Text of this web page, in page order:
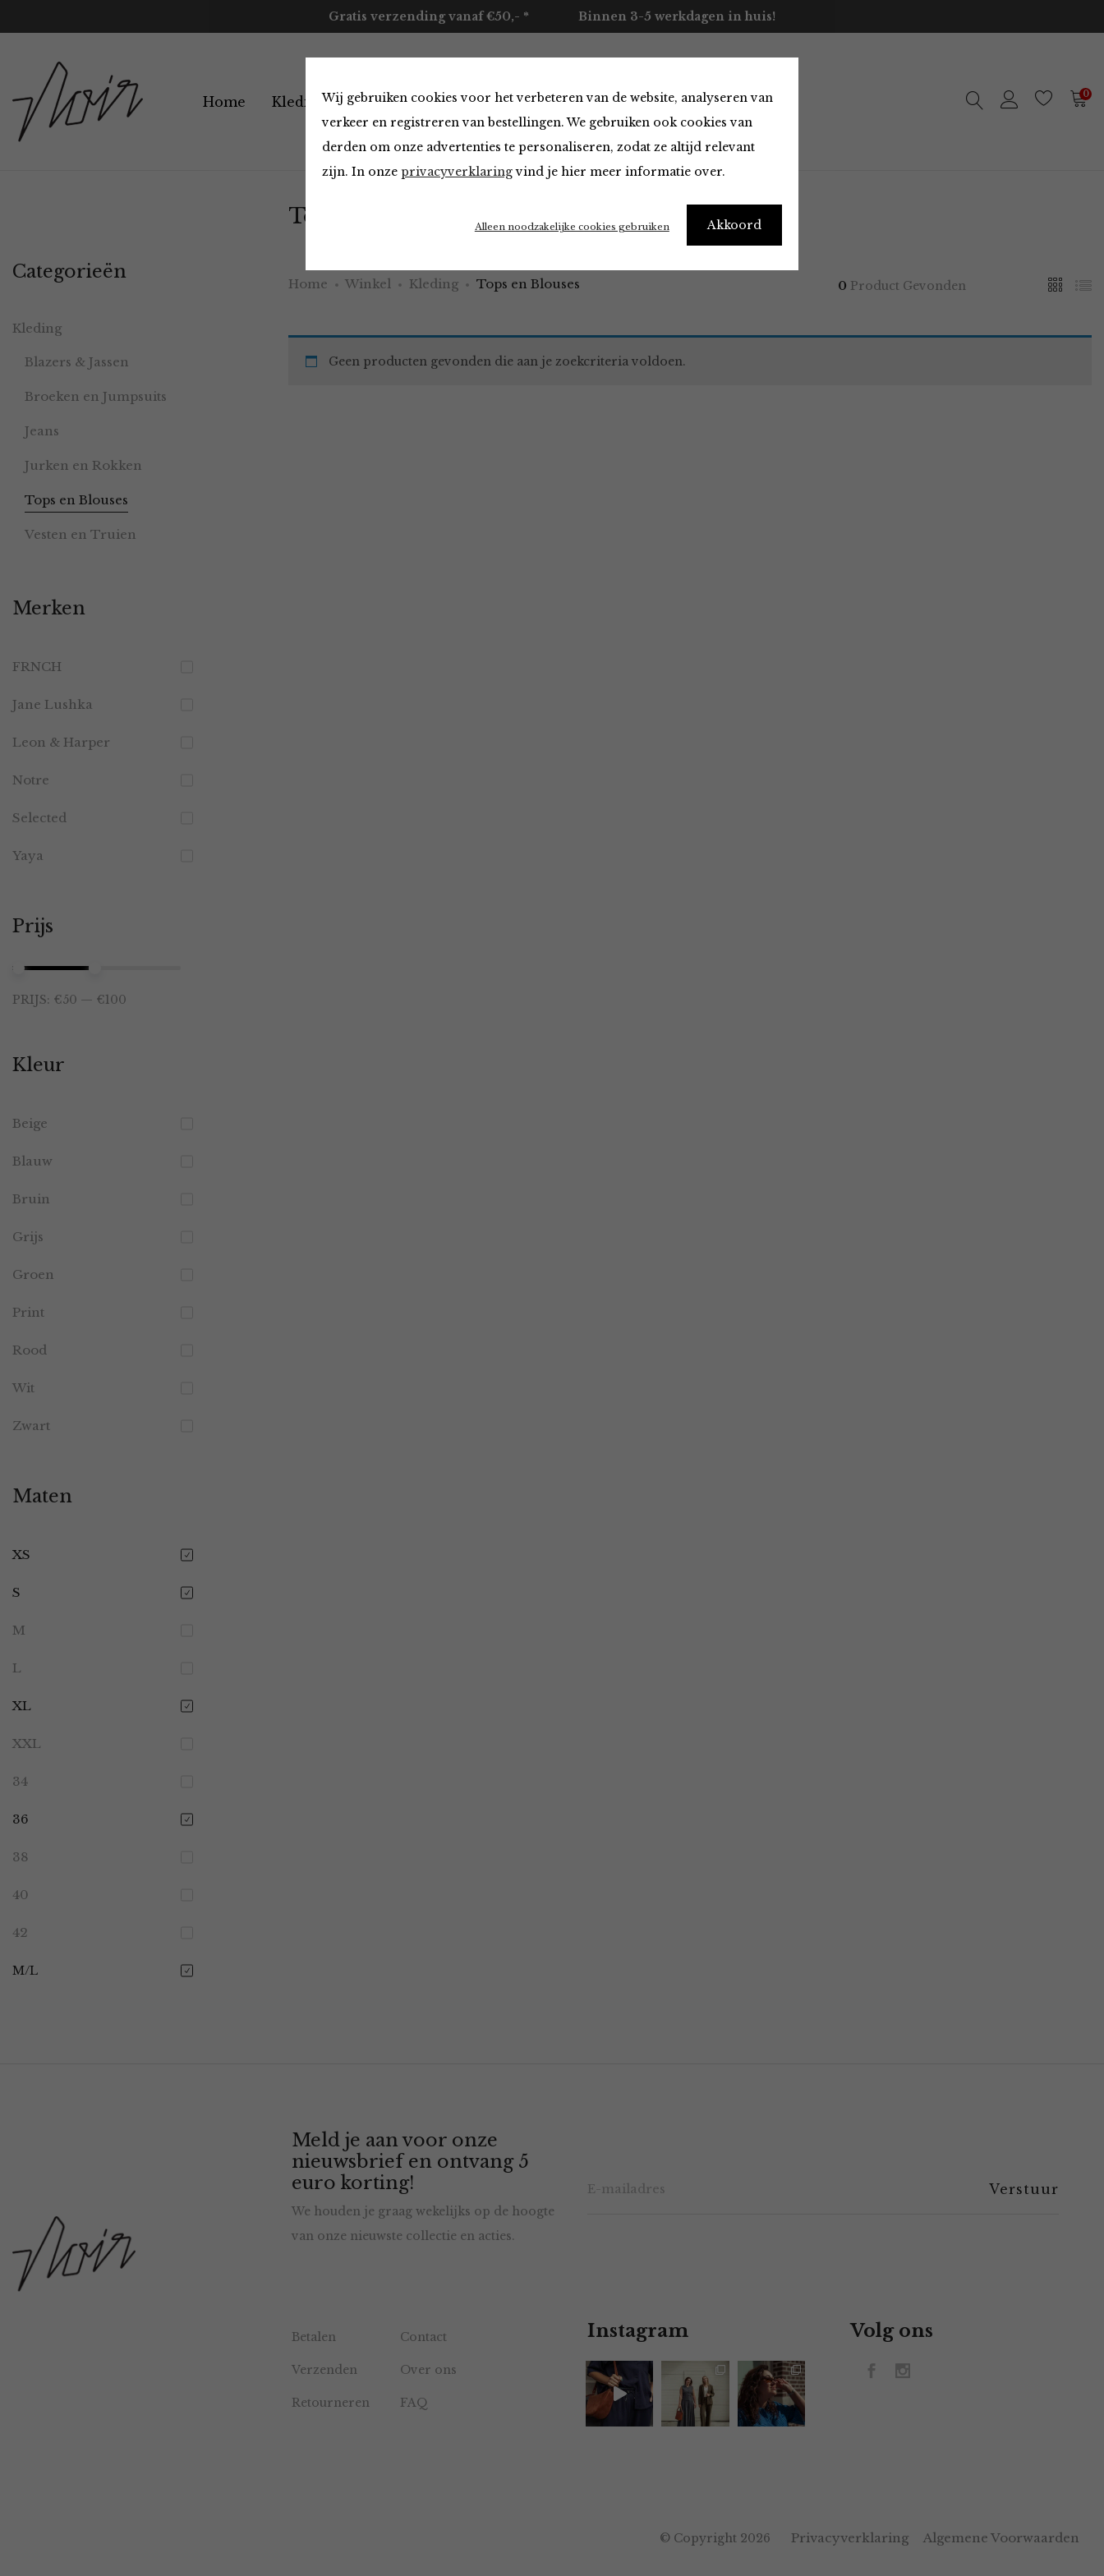
Wij gebruiken cookies voor het verbeteren van de website, analyseren van
verkeer en registreren van bestellingen. We gebruiken ook cookies van
derden om onze advertenties te personaliseren, zodat ze altijd relevant
zijn. In onze privacyverklaringvind je hier meer informatie over.
Akkoord
Alleen noodzakelijke cookies gebruiken
Gratis verzending vanaf €50,- * Binnen 3-5 werkdagen in huis!
Home Kleding Accessoires Merken Over ons Contact 0
Tops en Blouses
Home Winkel Kleding Tops en Blouses 0 Product Gevonden
Geen producten gevonden die aan je zoekcriteria voldoen.
Categorieën
Kleding
Blazers & Jassen
Broeken en Jumpsuits
Jeans
Jurken en Rokken
Tops en Blouses
Vesten en Truien
Merken
FRNCH
Jane Lushka
Leon & Harper
Notre
Selected
Yaya
Prijs
PRIJS: €50 — €100
Kleur
Beige
Blauw
Bruin
Grijs
Groen
Print
Rood
Wit
Zwart
Maten
XS
S
M
L
XL
XXL
34
36
38
40
42
M/L
Meld je aan voor onze
nieuwsbrief en ontvang 5
euro korting!
We houden je graag wekelijks op de hoogte
van onze nieuwste collectie en acties.
Betalen Contact
Verzenden Over ons
Retourneren FAQ
Instagram Volg ons
© Copyright 2026 Privacyverklaring Algemene Voorwaarden